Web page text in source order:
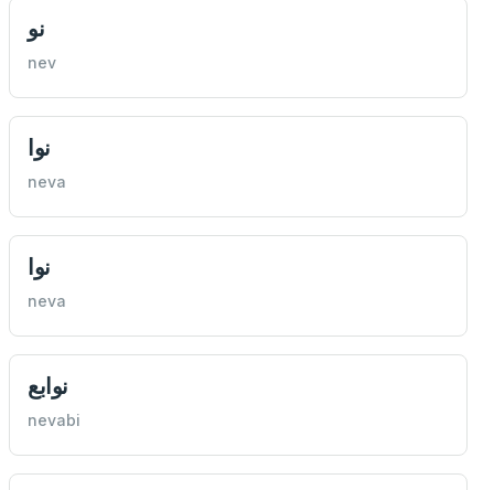
نو
nev
نوا
neva
نوا
neva
نوابع
nevabi